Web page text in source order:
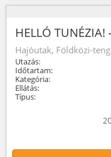
HELLÓ TUNÉZIA!
Hajóutak, Földközi-
Utazás:
Időtartam:
Kategória:
Ellátás:
Típus: